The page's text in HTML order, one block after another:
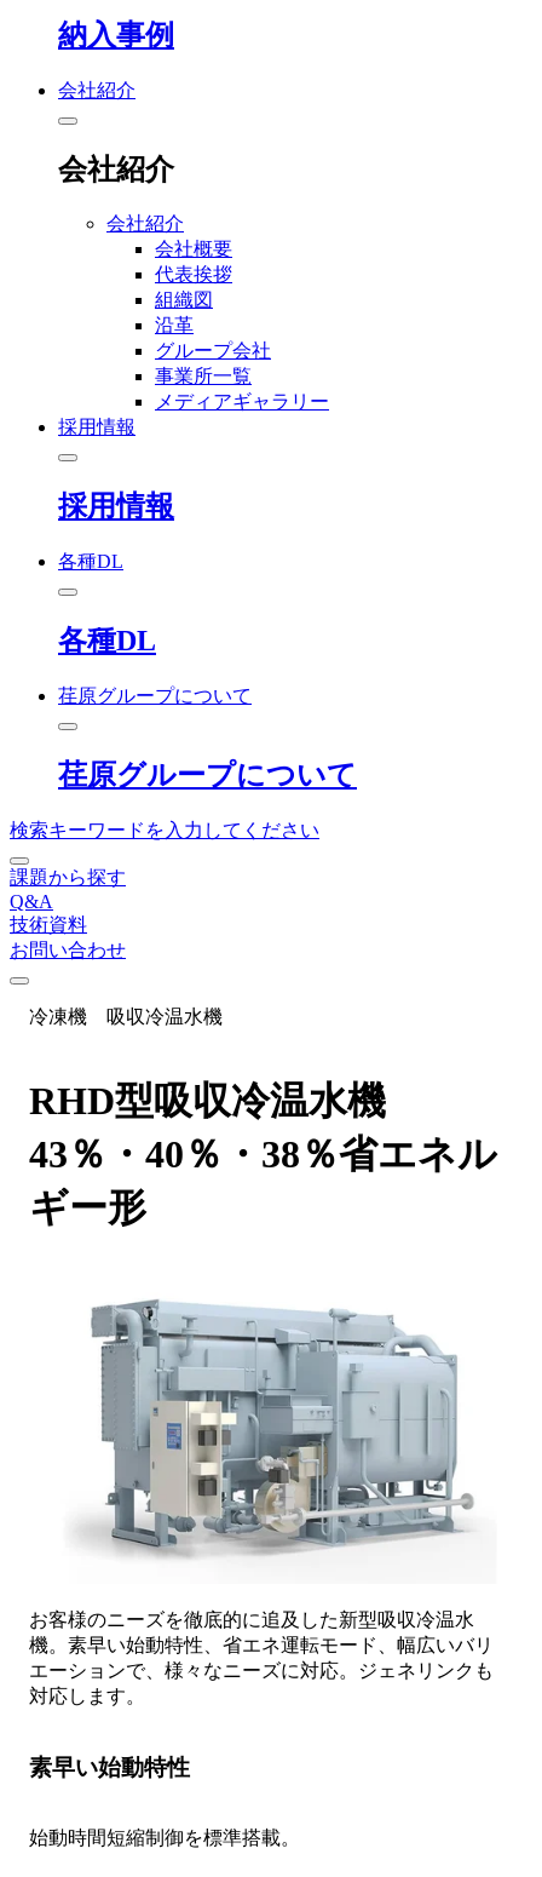
納入事例
会社紹介
会社紹介
会社紹介
会社概要
代表挨拶
組織図
沿革
グループ会社
事業所一覧
メディアギャラリー
採用情報
採用情報
各種DL
各種DL
荏原グループについて
荏原グループについて
検索キーワードを入力してください
課題から探す
Q&A
技術資料
お問い合わせ
冷凍機 吸収冷温水機
RHD型吸収冷温水機
43％・40％・38％省エネル
ギー形
お客様のニーズを徹底的に追及した新型吸収冷温水
機。素早い始動特性、省エネ運転モード、幅広いバリ
エーションで、様々なニーズに対応。ジェネリンクも
対応します。
素早い始動特性
始動時間短縮制御を標準搭載。